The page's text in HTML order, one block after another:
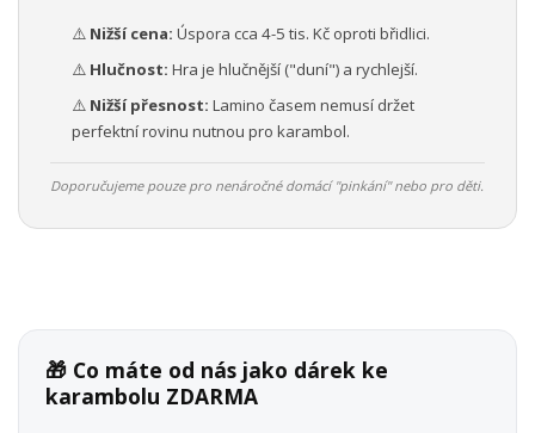
⚠️ Nižší cena: Úspora cca 4-5 tis. Kč oproti břidlici.
⚠️ Hlučnost: Hra je hlučnější ("duní") a rychlejší.
⚠️ Nižší přesnost: Lamino časem nemusí držet
perfektní rovinu nutnou pro karambol.
Doporučujeme pouze pro nenáročné domácí "pinkání" nebo pro děti.
🎁 Co máte od nás jako dárek ke
karambolu ZDARMA